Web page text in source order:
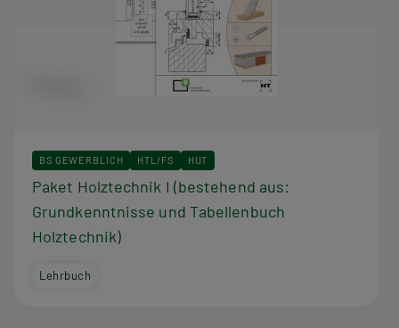
BS GEWERBLICH HTL/FS HUT
Paket Holztechnik I (bestehend aus:
Grundkenntnisse und Tabellenbuch
Holztechnik)
Lehrbuch